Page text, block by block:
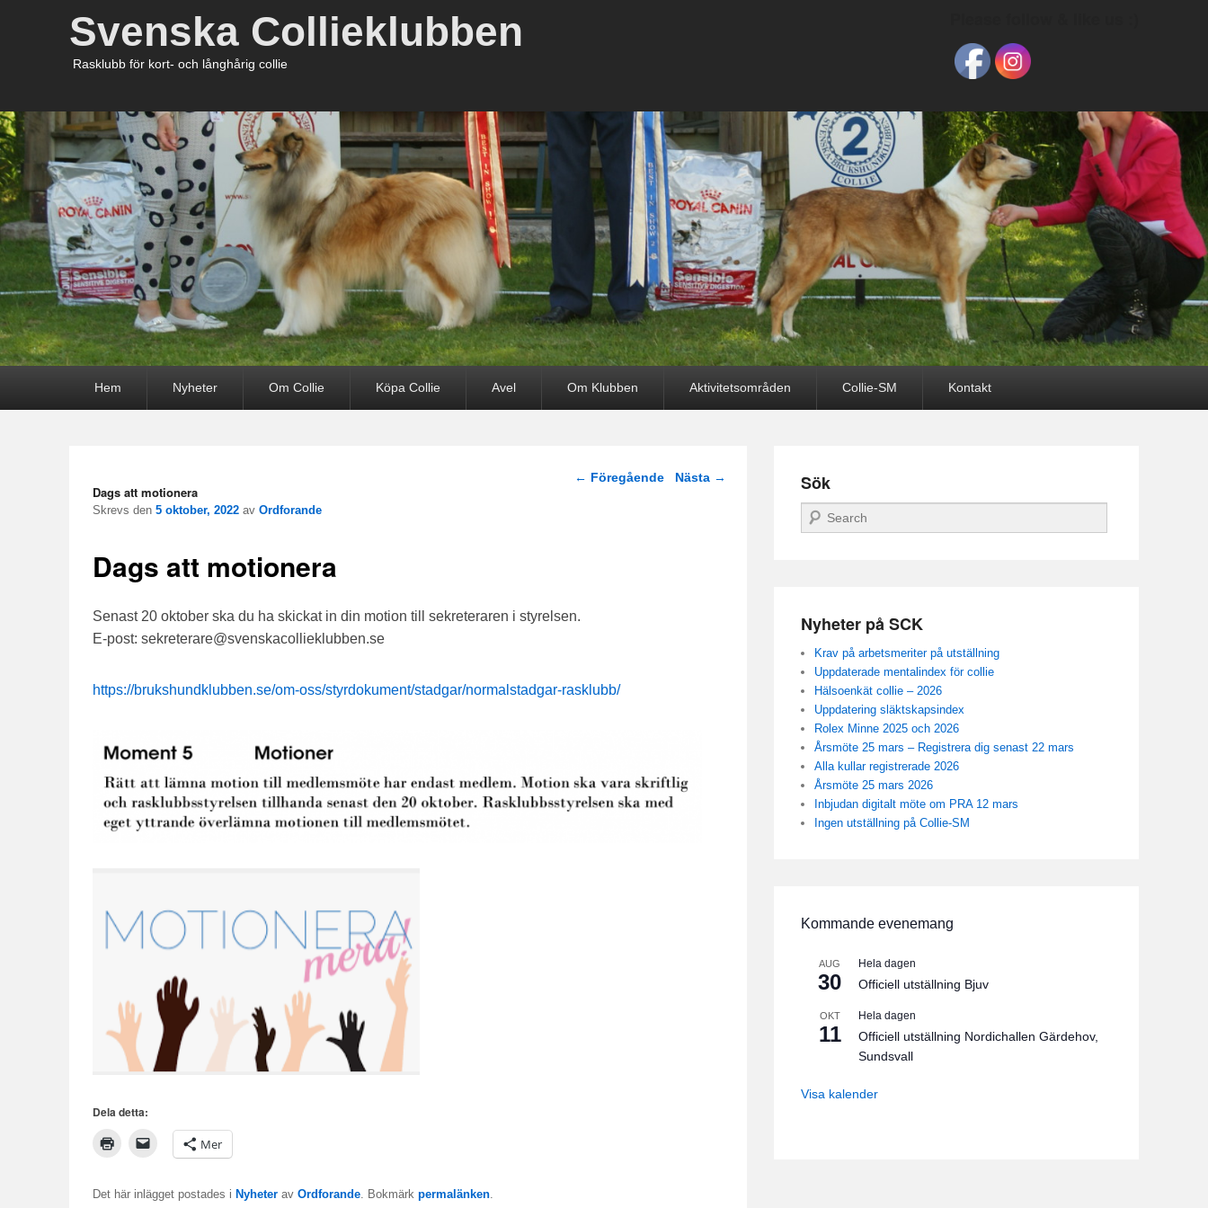
Svenska Collieklubben
Rasklubb för kort- och långhårig collie
Hem Nyheter Om Collie Köpa Collie Avel Om Klubben Aktivitetsområden Collie-SM Kontakt
Inläggsnavigering
← Föregående Nästa →
Dags att motionera
Skrevs den 5 oktober, 2022 av Ordforande
Dags att motionera
Senast 20 oktober ska du ha skickat in din motion till sekreteraren i styrelsen.
E-post: sekreterare@svenskacollieklubben.se
https://brukshundklubben.se/om-oss/styrdokument/stadgar/normalstadgar-rasklubb/
Dela detta:
Mer
Det här inlägget postades i Nyheter av Ordforande. Bokmärk permalänken.
Sök
Sök
Nyheter på SCK
Krav på arbetsmeriter på utställning
Uppdaterade mentalindex för collie
Hälsoenkät collie – 2026
Uppdatering släktskapsindex
Rolex Minne 2025 och 2026
Årsmöte 25 mars – Registrera dig senast 22 mars
Alla kullar registrerade 2026
Årsmöte 25 mars 2026
Inbjudan digitalt möte om PRA 12 mars
Ingen utställning på Collie-SM
Kommande evenemang
AUG
30
Hela dagen
Officiell utställning Bjuv
OKT
11
Hela dagen
Officiell utställning Nordichallen Gärdehov,
Sundsvall
Visa kalender